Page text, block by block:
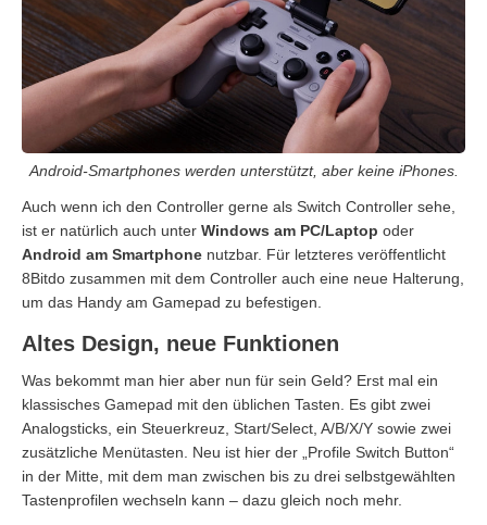
Android-Smartphones werden unterstützt, aber keine iPhones.
Auch wenn ich den Controller gerne als Switch Controller sehe,
ist er natürlich auch unter Windows am PC/Laptop oder
Android am Smartphone nutzbar. Für letzteres veröffentlicht
8Bitdo zusammen mit dem Controller auch eine neue Halterung,
um das Handy am Gamepad zu befestigen.
Altes Design, neue Funktionen
Was bekommt man hier aber nun für sein Geld? Erst mal ein
klassisches Gamepad mit den üblichen Tasten. Es gibt zwei
Analogsticks, ein Steuerkreuz, Start/Select, A/B/X/Y sowie zwei
zusätzliche Menütasten. Neu ist hier der „Profile Switch Button“
in der Mitte, mit dem man zwischen bis zu drei selbstgewählten
Tastenprofilen wechseln kann – dazu gleich noch mehr.